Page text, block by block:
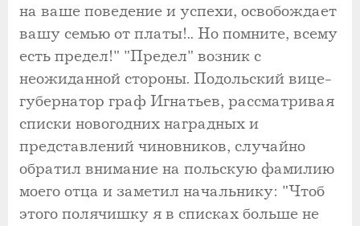
на ваше поведение и успехи, освобождает
вашу семью от платы!.. Но помните, всему
есть предел!" "Предел" возник с
неожиданной стороны. Подольский вице-
губернатор граф Игнатьев, рассматривая
списки новогодних наградных и
представлений чиновников, случайно
обратил внимание на польскую фамилию
моего отца и заметил начальнику: "Чтоб
этого полячишку я в списках больше не